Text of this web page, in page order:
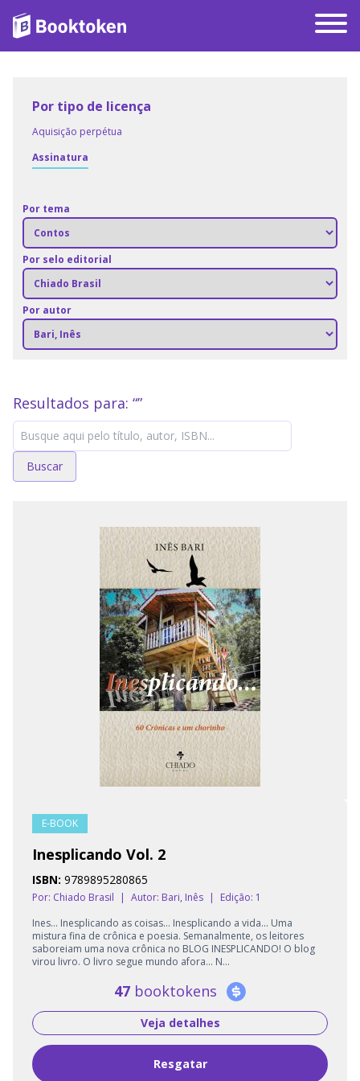
Por tipo de licença
Aquisição perpétua
Assinatura
Por tema
Por selo editorial
Por autor
Resultados para: “”
Buscar
E-BOOK
Inesplicando Vol. 2
ISBN: 9789895280865
Por: Chiado Brasil | Autor: Bari, Inês |
Edição: 1
Ines... Inesplicando as coisas... Inesplicando a vida... Uma
mistura fina de crônica e poesia. Semanalmente, os leitores
saboreiam uma nova crônica no BLOG INESPLICANDO! O blog
virou livro. O livro segue mundo afora... N...
47 booktokens
Veja detalhes
Resgatar